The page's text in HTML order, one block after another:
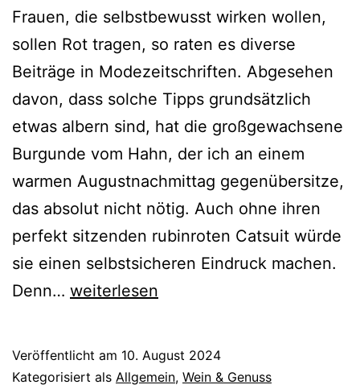
Frauen, die selbstbewusst wirken wollen,
sollen Rot tragen, so raten es diverse
Beiträge in Modezeitschriften. Abgesehen
davon, dass solche Tipps grundsätzlich
etwas albern sind, hat die großgewachsene
Burgunde vom Hahn, der ich an einem
warmen Augustnachmittag gegenübersitze,
das absolut nicht nötig. Auch ohne ihren
perfekt sitzenden rubinroten Catsuit würde
sie einen selbstsicheren Eindruck machen.
Denn… Rebsorten-
Der
weiterlesen
Veröffentlicht am 10. August 2024
Kategorisiert als Allgemein, Wein & Genuss